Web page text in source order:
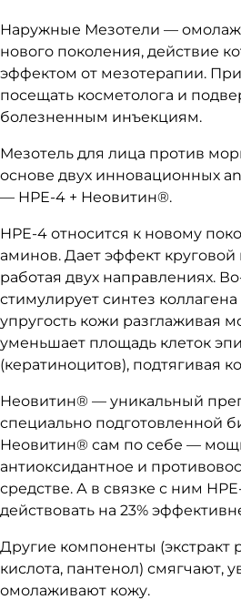
Наружные Мезотели —
нового поколения, действие
эффектом от мезотерапии.
посещать косметолога и
болезненным инъекциям.
Мезотель для лица против
основе двух инновационных
— НРЕ-4 + Неовитин®.
НРЕ-4 относится к новому
аминов. Дает эффект круговой
работая двух направлениях.
стимулирует синтез
упругость кожи разглаживая
уменьшает площадь клеток
(кератиноцитов), подтягивая
Неовитин® — уникальный
специально подготовленной
Неовитин® сам по себе —
антиоксидантное и
средстве. А в связке с ним
действовать на 23%
Другие компоненты (экстракт
кислота, пантенол) смягчают,
омолаживают кожу.